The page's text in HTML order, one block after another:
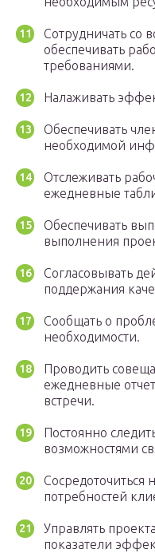
Сотрудничать со
обеспечивать
требованиями.
Налаживать
Обеспечивать
необходимой
Отслеживать
ежедневные
Обеспечивать
выполнения
Согласовывать
поддержания
Сообщать о
необходимости.
Проводить
ежедневные
встречи.
Постоянно
возможностями
Сосредоточиться
потребностей
Управлять
показатели